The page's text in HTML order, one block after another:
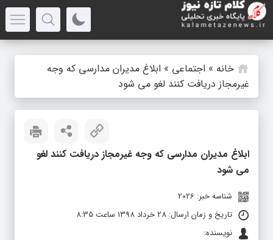
خانه » اجتماعی » ابلاغ مدیران مدارسی که وجه
غیرمجاز دریافت کنند لغو می شود
ابلاغ مدیران مدارسی که وجه غیرمجاز دریافت کنند لغو
می شود
شناسه خبر: 2026
تاریخ و زمان ارسال: 28 خرداد 1398 ساعت 8:35
نویسنده: